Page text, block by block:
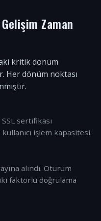
Zaman
kritik dönüm
Her dönüm noktası
sertifikası
işlem kapasitesi.
alındı. Oturum
iki faktörlü doğrulama